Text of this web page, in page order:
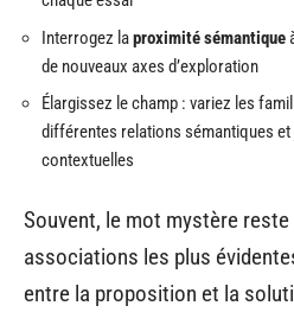
Interrogez laproximité sémantique
de nouveaux axes d’exploration
Élargissez le champ : variez les
différentes relations sémantiques
contextuelles
Souvent, le mot mystère
associations les plus
entre la proposition et la